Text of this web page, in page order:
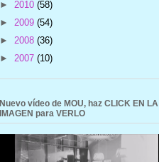
► 2010 (58)
► 2009 (54)
► 2008 (36)
► 2007 (10)
Nuevo vídeo de MOU, haz CLICK EN LA
IMAGEN para VERLO